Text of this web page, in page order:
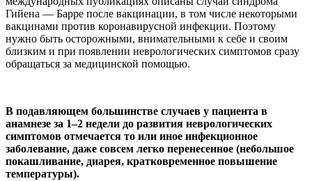
Гийена — Барре после вакцинации, в том числе некоторыми
вакцинами против коронавирусной инфекции. Поэтому
нужно быть осторожными, внимательными к себе и своим
близким и при появлении неврологических симптомов сразу
обращаться за медицинской помощью.
В подавляющем большинстве случаев у пациента в
анамнезе за 1–2 недели до развития неврологических
симптомов отмечается то или иное инфекционное
заболевание, даже совсем легко перенесенное (небольшое
покашливание, диарея, кратковременное повышение
температуры).